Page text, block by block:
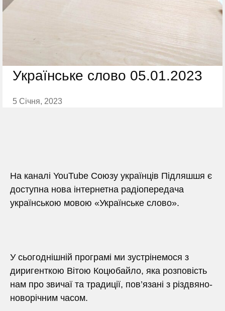
Українське слово 05.01.2023
5 Січня, 2023
На каналі YouTube Союзу українців Підляшшя є
доступна нова інтернетна радіопередача
українською мовою «Українське слово».
У сьогоднішній програмі ми зустрінемося з
диригенткою Вітою Коцюбайло, яка розповість
нам про звичаї та традиції, пов’язані з різдвяно-
новорічним часом.